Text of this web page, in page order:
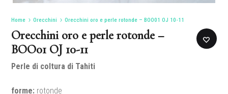
Home Orecchini Orecchini oro e perle rotonde – BOO01 OJ 10-11
Orecchini oro e perle rotonde –
BOO01 OJ 10-11
Perle di coltura di Tahiti
forme: rotonde